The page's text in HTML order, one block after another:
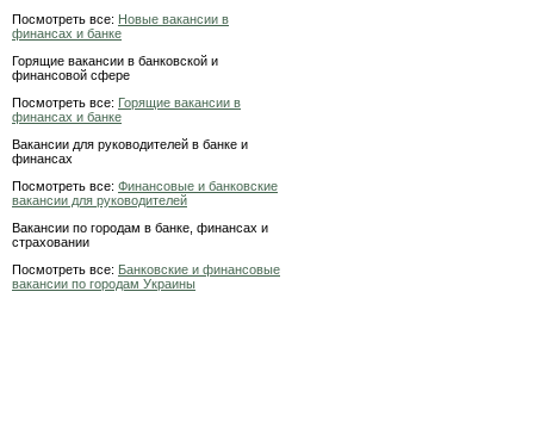
Посмотреть все: Новые вакансии в
финансах и банке
Горящие вакансии в банковской и
финансовой сфере
Посмотреть все: Горящие вакансии в
финансах и банке
Вакансии для руководителей в банке и
финансах
Посмотреть все: Финансовые и банковские
вакансии для руководителей
Вакансии по городам в банке, финансах и
страховании
Посмотреть все: Банковские и финансовые
вакансии по городам Украины